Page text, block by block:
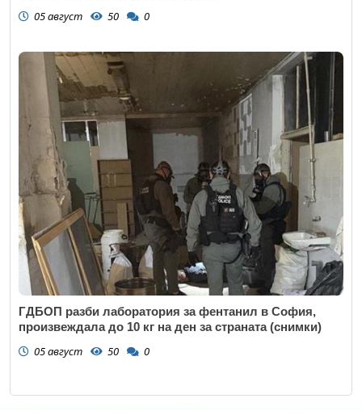
05 август 50 0
ГДБОП разби лаборатория за фентанил в София,
произвеждала до 10 кг на ден за страната (снимки)
05 август 50 0